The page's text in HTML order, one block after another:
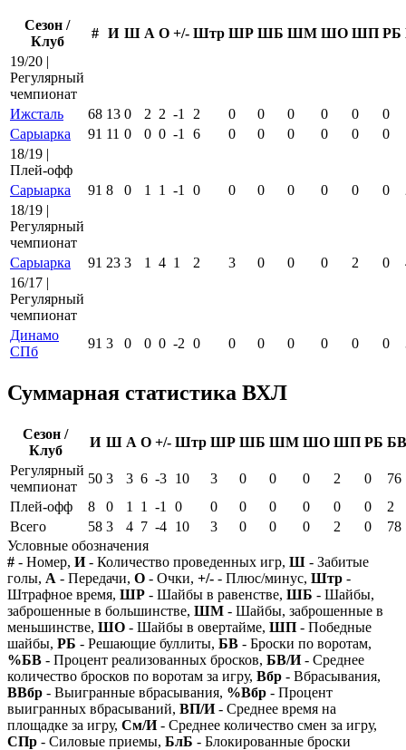
Сезон /
Клуб
# И Ш А О +/- Штр ШР ШБ ШМ ШО ШП РБ
19/20 |
Регулярный
чемпионат
Ижсталь
68 13 0 2 2 -1 2 0 0 0 0 0 0
Сарыарка
91 11 0 0 0 -1 6 0 0 0 0 0 0
18/19 |
Плей-офф
Сарыарка
91 8 0 1 1 -1 0 0 0 0 0 0 0
18/19 |
Регулярный
чемпионат
Сарыарка
91 23 3 1 4 1 2 3 0 0 0 2 0
16/17 |
Регулярный
чемпионат
Динамо
СПб
91 3 0 0 0 -2 0 0 0 0 0 0 0
Суммарная статистика ВХЛ
Сезон /
Клуб
И Ш А О +/- Штр ШР ШБ ШМ ШО ШП РБ БВ
Регулярный
чемпионат
50 3 3 6 -3 10 3 0 0 0 2 0
76
Плей-офф
8 0 1 1 -1 0 0 0 0 0 0 0
2
Всего
58 3 4 7 -4 10 3 0 0 0 2 0
78
Условные обозначения
# - Номер, И- Количество проведенных игр, Ш - Забитые
голы, А - Передачи, О - Очки, +/- - Плюс/минус, Штр -
Штрафное время, ШР - Шайбы в равенстве, ШБ - Шайбы,
заброшенные в большинстве, ШМ - Шайбы, заброшенные в
меньшинстве, ШО - Шайбы в овертайме, ШП - Победные
шайбы, РБ - Решающие буллиты, БВ - Броски по воротам,
%БВ - Процент реализованных бросков, БВ/И- Среднее
количество бросков по воротам за игру, Вбр - Вбрасывания,
ВВбр - Выигранные вбрасывания, %Вбр - Процент
выигранных вбрасываний, ВП/И- Среднее время на
площадке за игру, См/И- Среднее количество смен за игру,
СПр - Силовые приемы, БлБ - Блокированные броски